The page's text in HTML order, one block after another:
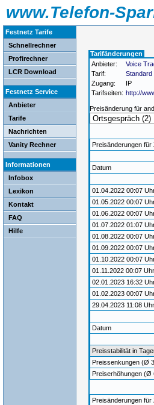
www.Telefon-
Festnetz Tarife
Schnellrechner
Profirechner
LCR Download
Festnetz Service
Anbieter
Tarife
Nachrichten
Vanity Rechner
Informationen
Infobox
Lexikon
Kontakt
FAQ
Hilfe
Tarifänderungen
Anbieter:
Voice
Tarif:
Standard
Zugang:
IP
Tarifseiten: http://
Preisänderung für
Preisänderungen für
Datum
01.04.2022 00:07
01.05.2022 00:07
01.06.2022 00:07
01.07.2022 01:07
01.08.2022 00:07
01.09.2022 00:07
01.10.2022 00:07
01.11.2022 00:07 Uhr
02.01.2023 16:32
01.02.2023 00:07
29.04.2023 11:08 Uhr
Datum
Preisstabilität in
Preissenkungen (Ø
Preiserhöhungen (Ø
Preisänderungen für